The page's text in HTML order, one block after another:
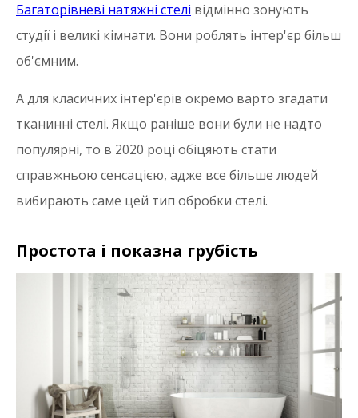
Багаторівневі натяжні стелі відмінно зонують
студії і великі кімнати. Вони роблять інтер'єр більш
об'ємним.
А для класичних інтер'єрів окремо варто згадати
тканинні стелі. Якщо раніше вони були не надто
популярні, то в 2020 році обіцяють стати
справжньою сенсацією, адже все більше людей
вибирають саме цей тип обробки стелі.
Простота і показна грубість